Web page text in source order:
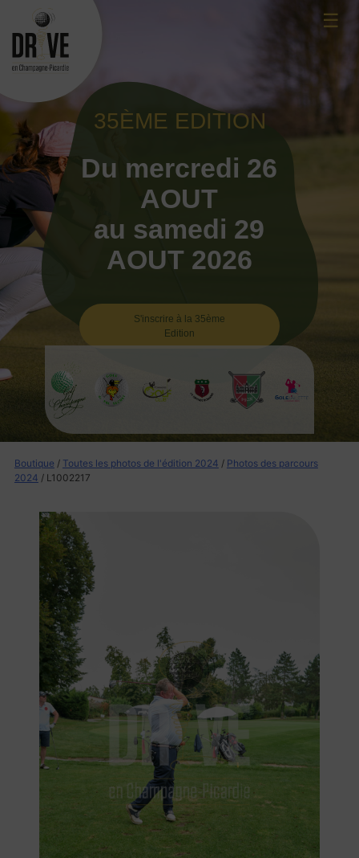
content
☰
35ÈME EDITION
Du mercredi 26
AOUT
au samedi 29
AOUT 2026
S'inscrire à la 35ème
Edition
Boutique / Toutes les photos de l'édition 2024 / Photos des parcours
2024 / L1002217